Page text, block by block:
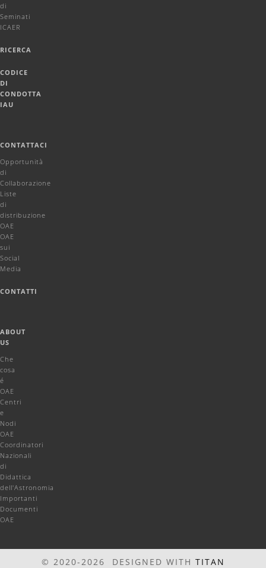
di
Seminati
ICAER
RICERCA
CODICE
DI
CONDOTTA
IAU
CONTATTACI
Opportunità
di
Collaborazione
Liste
di
distribuzione
OAE
OAE
sui
Social
Media
CONTATTI
ABOUT
US
Che
cosa
é
OAE
Centri
e
Nodi
OAE
Coordinatori
Nazionali
di
Didattica
dell'Astronomia
Importanti
Documenti
OAE
© 2020-2026 DESIGNED WITH TITAN